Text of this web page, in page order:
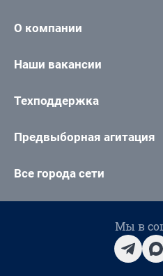
О компании
Наши вакансии
Техподдержка
Предвыборная агитация
Все города сети
Мы в